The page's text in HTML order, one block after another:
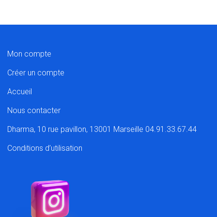
Mon compte
Créer un compte
Accueil
Nous contacter
Dharma, 10 rue pavillon, 13001 Marseille 04.91.33.67.44
Conditions d’utilisation